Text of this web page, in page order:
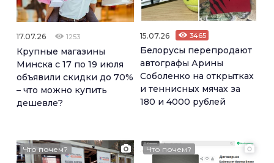
17.07.26 1253
Крупные магазины
Минска с 17 по 19 июля
объявили скидки до 70%
– что можно купить
дешевле?
15.07.26 3465
Белорусы перепродают
автографы Арины
Соболенко на открытках
и теннисных мячах за
180 и 4000 рублей
Что почем? Что почем?